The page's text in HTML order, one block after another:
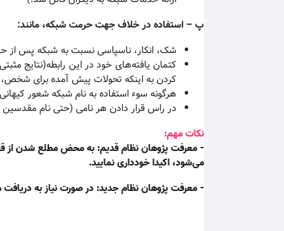
پ – استفاده در خلاف جهت حرمت شبکه، مانند:
شک، انکار، ناسپاسی نسبت به شبکه پس از
کتمان یافته‌های خود در این رابطه(نتایج
کردن به اینکه تحولات پیش آمده برای
هرگونه سوء استفاده به نام شبکه شعور
در راس قرار دادن هر نامی (حتی نام
نکات مهم:
- معرفت پژوهان نظام قدیم: به محض مطلع شدن از
می‌شود، اکیدا خودداری نمایید.
- معرفت پژوهان نظام جدید: در صورت نیاز به دریافت